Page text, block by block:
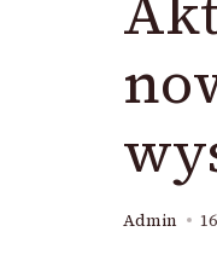
Admin